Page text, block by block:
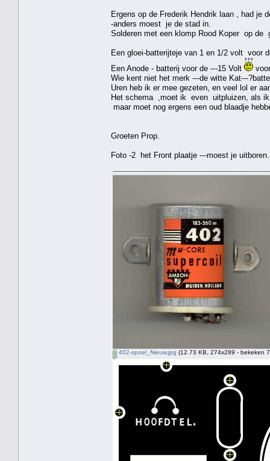
Ergens op de Frederik Hendrik laan , had je
-anders moest je de stad in.
Solderen met een klomp Rood Koper op de
Een gloei-batterijteje van 1 en 1/2 volt voor
Een Anode - batterij voor de ---15 Volt
Wie kent niet het merk ---de witte Kat---
Uren heb ik er mee gezeten, en veel lol er
Het schema ,moet ik even uitpluizen, als
maar moet nog ergens een oud blaadje
Groeten Prop.
Foto -2 het Front plaatje ---moest je uitboren.
402-spoel_Nieuw.jpg (12.73 KB, 274x289 - bekeken